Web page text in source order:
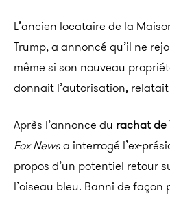
L’ancien locataire de la
Trump, a annoncé qu’il ne
même si son nouveau
donnait l’autorisation, relatait
Après l’annonce du rachat de
Fox Newsa interrogé l’ex-
propos d’un potentiel retour
l’oiseau bleu. Banni de